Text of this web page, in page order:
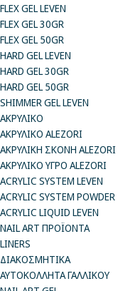
FLEX GEL LEVEN
FLEX GEL 30GR
FLEX GEL 50GR
HARD GEL LEVEN
HARD GEL 30GR
HARD GEL 50GR
SHIMMER GEL LEVEN
ΑΚΡΥΛΙΚΟ
ΑΚΡΥΛΙΚΟ ALEZORI
ΑΚΡΥΛΙΚΗ ΣΚΟΝΗ ALEZORI
ΑΚΡΥΛΙΚΟ ΥΓΡΟ ALEZORI
ACRYLIC SYSTEM LEVEN
ACRYLIC SYSTEM POWDER
ACRYLIC LIQUID LEVEN
NAIL ART ΠΡΟΪΟΝΤΑ
LINERS
ΔΙΑΚΟΣΜΗΤΙΚΑ
ΑΥΤΟΚΟΛΛΗΤΑ ΓΑΛΛΙΚΟΥ